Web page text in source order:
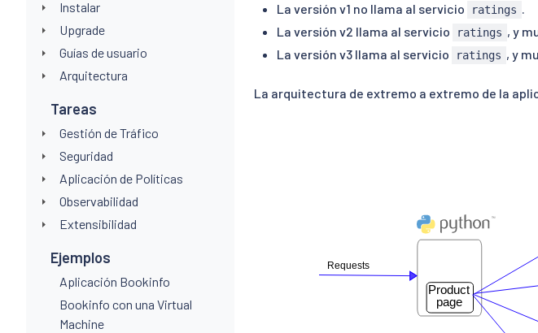
Instalar
Upgrade
Guías de usuario
Arquitectura
Tareas
Gestión de Tráfico
Seguridad
Aplicación de Políticas
Observabilidad
Extensibilidad
Ejemplos
Aplicación Bookinfo
Bookinfo con una Virtual
Machine
La versión v1 no llama al servicio ratings .
La versión v2 llama al servicio
ratings , y
La versión v3 llama al servicio
ratings , y
La arquitectura de extremo a extremo de la